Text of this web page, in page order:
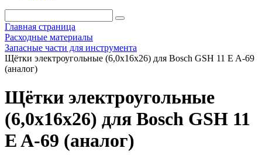
Главная страница
Расходные материалы
Запасные части для инструмента
Щётки электроугольные (6,0х16х26) для Bosch GSH 11 E A-69
(аналог)
Щётки электроугольные
(6,0х16х26) для Bosch GSH 11
E A-69 (аналог)